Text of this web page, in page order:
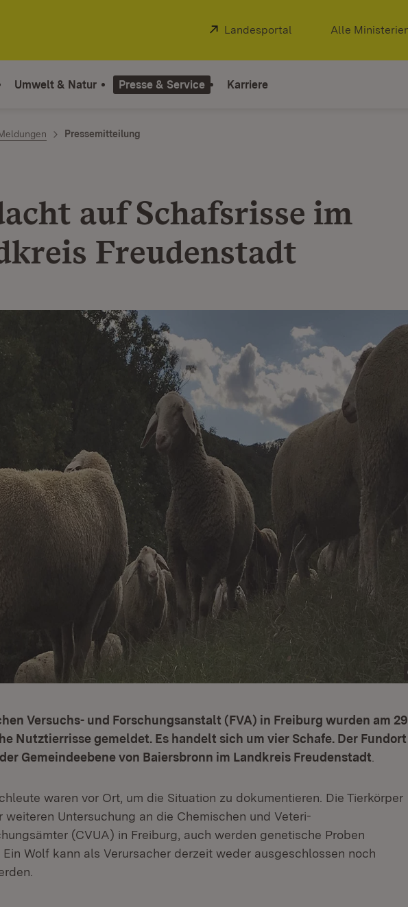
Extern:
Landesportal (Öffnet in neuem
Alle
Umwelt & Natur Presse & Service Karriere
Pressemitteilung
auf Schafsrisse im
Freudenstadt
Versuchs- und Forschungsanstalt (FVA) in Freiburg wurden am
Nutztierrisse gemeldet. Es handelt sich um vier Schafe. Der Fundort
Gemeindeebene von Baiersbronn im Landkreis Freuden­stadt
waren vor Ort, um die Situation zu dokumentieren. Die Tierkörper
weiteren Untersuchung an die Chemischen und Veteri­
(CVUA) in Freiburg, auch werden genetische Proben
Ein Wolf kann als Verursacher derzeit weder ausgeschlossen noch